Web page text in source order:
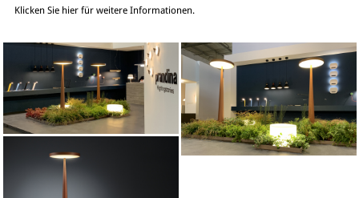
Klicken Sie hierfür weitere Informationen.